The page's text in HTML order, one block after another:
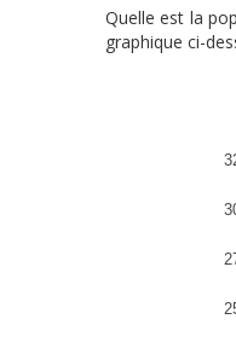
Quelle est la
graphique ci-